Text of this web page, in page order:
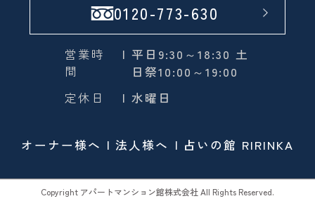
0120-773-630
営業時
間
| 平日9:30～18:30 土
日祭10:00～19:00
定休日
| 水曜日
オーナー様へ 法人様へ 占いの館 RIRINKA
Copyright アパートマンション館株式会社 All Rights Reserved.